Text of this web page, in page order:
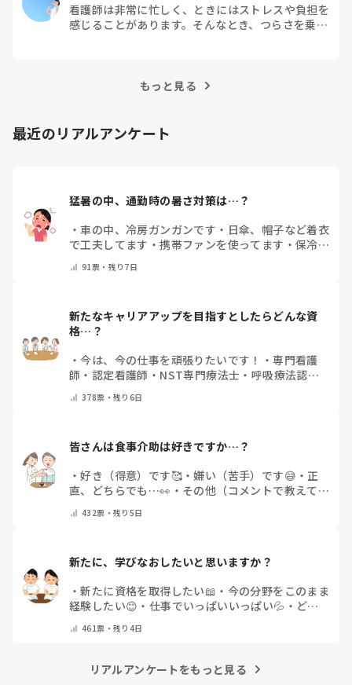
看護師は非常に忙しく、ときにはストレスや負担を
感じることがあります。そんなとき、つらさを乗り
もっと見る
最近のリアルアンケート
猛暑の中、通勤時の暑さ対策は…？
・車の中、冷房ガンガンです ・ 日傘、帽子など着衣
で工夫してます ・携帯ファンを使ってます ・ 保冷剤
ん ・その他（コメントで教えて下さい）
91 票・ 残り7日
新たなキャリアアップを目指すとしたらどんな資
格…？
・今は、今の仕事を頑張りたいです！ ・専門看護
師 ・ 認定看護師 ・ NST専門療法士 ・ 呼吸療法認定
内視鏡技師・その他(コメントで教えて下さい)
378票・残り6日
皆さんは食事介助は好きですか…？
・好き（得意）です🥰・嫌い（苦手）です😅 ・ 正
直、どちらでも…👀 ・ その他（コメントで教えてく
432票・残り5日
新たに、学びなおしたいと思いますか？
・新たに資格を取得したい📖 ・ 今の分野をこのまま
経験したい😊 ・ 仕事でいっぱいいっぱい💦 ・ どん
教えてください）
461票・残り4日
リアルアンケートをもっと見る